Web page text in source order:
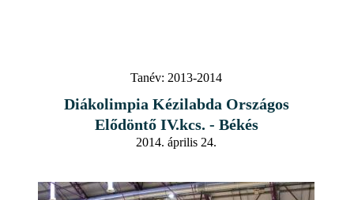
Tanév: 2013-2014
Diákolimpia Kézilabda Országos
Elődöntő IV.kcs. - Békés
2014. április 24.